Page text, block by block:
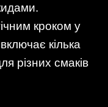
кроком у
кілька
різних смаків